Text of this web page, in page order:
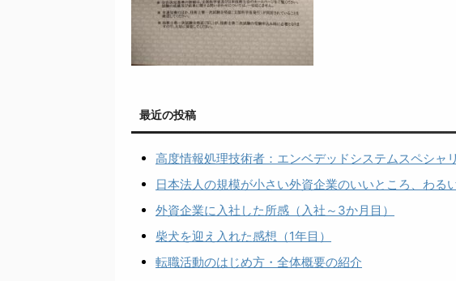
最近の投稿
高度情報処理技術者：エンベデッドシステムスペシャ
日本法人の規模が小さい外資企業のいいところ、わる
外資企業に入社した所感（入社～3か月目）
柴犬を迎え入れた感想（1年目）
転職活動のはじめ方・全体概要の紹介